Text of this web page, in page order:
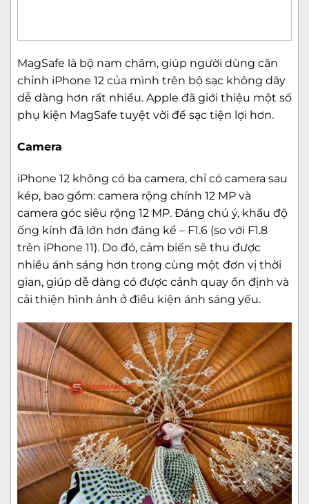
MagSafe là bộ nam châm, giúp người dùng căn
chỉnh iPhone 12 của mình trên bộ sạc không dây
dễ dàng hơn rất nhiều. Apple đã giới thiệu một số
phụ kiện MagSafe tuyệt vời để sạc tiện lợi hơn.
Camera
iPhone 12 không có ba camera, chỉ có camera sau
kép, bao gồm: camera rộng chính 12 MP và
camera góc siêu rộng 12 MP. Đáng chú ý, khẩu độ
ống kính đã lớn hơn đáng kể – F1.6 (so với F1.8
trên iPhone 11). Do đó, cảm biến sẽ thu được
nhiều ánh sáng hơn trong cùng một đơn vị thời
gian, giúp dễ dàng có được cảnh quay ổn định và
cải thiện hình ảnh ở điều kiện ánh sáng yếu.